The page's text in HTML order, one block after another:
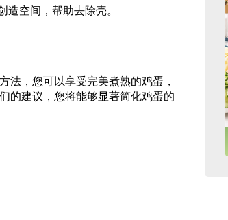
空间，帮助去除壳。
法，您可以享受完美煮熟的鸡蛋，
的建议，您将能够显著简化鸡蛋的